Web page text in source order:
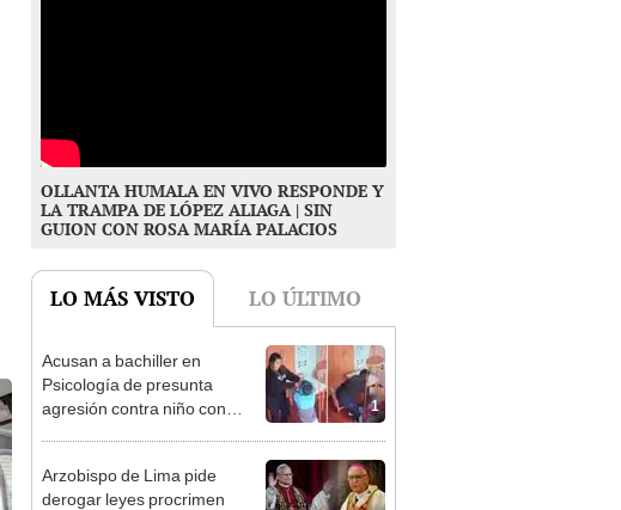
OLLANTA HUMALA EN VIVO RESPONDE Y
LA TRAMPA DE LÓPEZ ALIAGA | SIN
GUION CON ROSA MARÍA PALACIOS
LO MÁS VISTO LO ÚLTIMO
1
Acusan a bachiller en
Psicología de presunta
agresión contra niño con
Arzobispo de Lima pide
derogar leyes procrimen